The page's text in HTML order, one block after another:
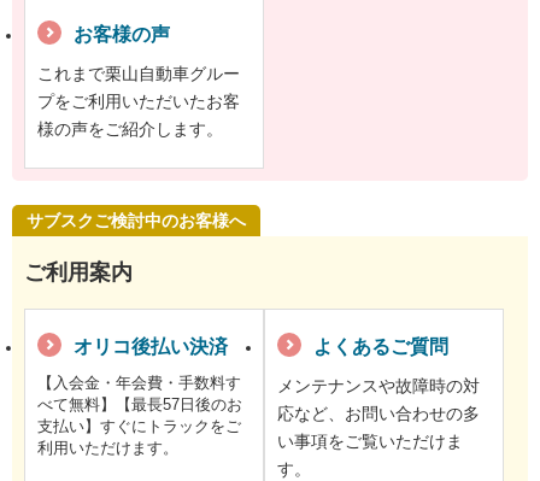
お客様の声
これまで栗山自動車グルー
プをご利用いただいたお客
様の声をご紹介します。
サブスクご検討中のお客様へ
ご利用案内
オリコ後払い決済
【入会金・年会費・手数料す
べて無料】【最長57日後のお
支払い】すぐにトラックをご
利用いただけます。
よくあるご質問
メンテナンスや故障時の対
応など、お問い合わせの多
い事項をご覧いただけま
す。